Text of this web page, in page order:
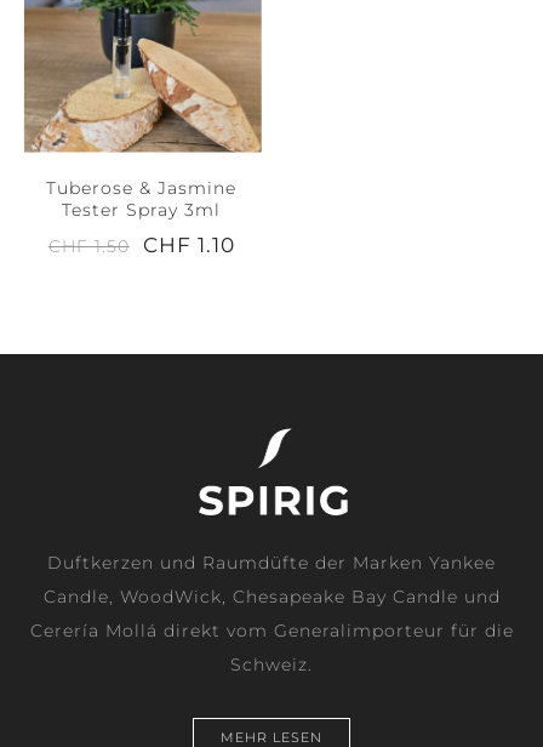
Tuberose & Jasmine
Tester Spray 3ml
CHF 1.50
CHF 1.10
Duftkerzen und Raumdüfte der Marken Yankee
Candle, WoodWick, Chesapeake Bay Candle und
Cerería Mollá direkt vom Generalimporteur für die
Schweiz.
MEHR LESEN